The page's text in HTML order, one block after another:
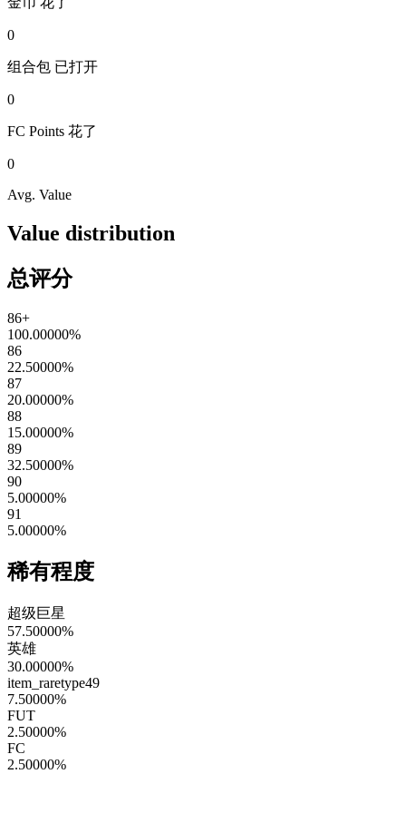
0
组合包 已打开
0
FC Points 花了
0
Avg. Value
Value distribution
总评分
86+
100.00000%
86
22.50000%
87
20.00000%
88
15.00000%
89
32.50000%
90
5.00000%
91
5.00000%
稀有程度
超级巨星
57.50000%
英雄
30.00000%
item_raretype49
7.50000%
FUT
2.50000%
FC
2.50000%